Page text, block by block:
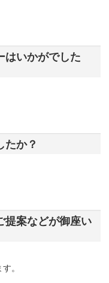
はいかがでした
たか？
提案などが御座い
。